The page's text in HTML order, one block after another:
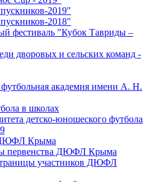
2019"
2018"
фестиваль "Кубок Тавриды –
дворовых и сельских команд -
академия имени А. Н.
в школах
детско-юношеского футбола
Крыма
первенства ДЮФЛ Крыма
участников ДЮФЛ